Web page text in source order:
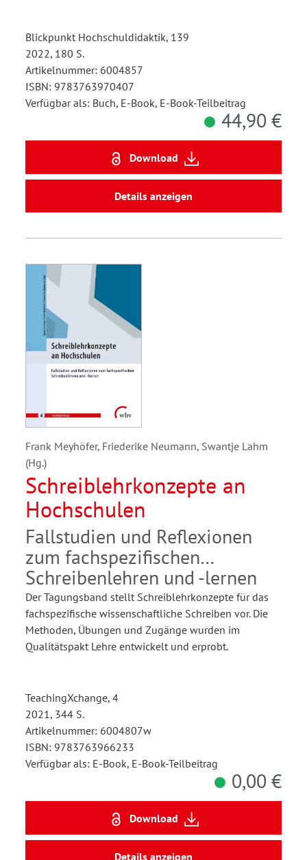
Blickpunkt Hochschuldidaktik, 139
2022, 180 S.
Artikelnummer: 6004857
ISBN: 9783763970407
Verfügbar als: Buch, E-Book, E-Book-Teilbeitrag
44,90 €
Download
Details anzeigen
Frank Meyhöfer, Friederike Neumann, Swantje Lahm
(Hg.)
Schreiblehrkonzepte an
Hochschulen
Fallstudien und Reflexionen
zum fachspezifischen
Schreibenlehren und -lernen
Der Tagungsband stellt Schreiblehrkonzepte für das
fachspezifische wissenschaftliche Schreiben vor. Die
Methoden, Übungen und Zugänge wurden im
Qualitätspakt Lehre entwickelt und erprobt.
TeachingXchange, 4
2021, 344 S.
Artikelnummer: 6004807w
ISBN: 9783763966233
Verfügbar als: E-Book, E-Book-Teilbeitrag
0,00 €
Download
Details anzeigen